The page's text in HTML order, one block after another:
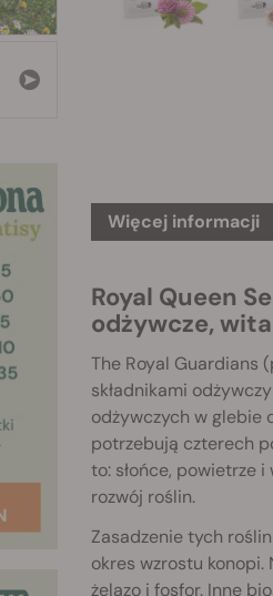
Więcej informacji
Royal Queen
odżywcze,
The Royal Guardians
składnikami
odżywczych w glebie
potrzebują czterech
to: słońce, powietrze
rozwój roślin.
Zasadzenie tych
okres wzrostu
żelazo i fosfor. Inne